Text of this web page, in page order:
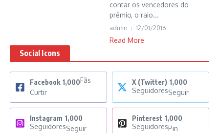
contar os vencedores do
prêmio, o raio...
admin 12/01/2016
Read More
Social Icons
Facebook 1,000Fãs
Curtir
X (Twitter) 1,000
SeguidoresSeguir
Instagram 1,000
SeguidoresSeguir
Pinterest 1,000
SeguidoresPin